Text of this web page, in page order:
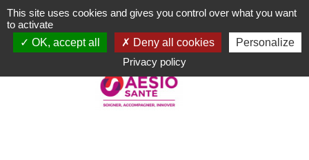
Aller
au
contenu
This site uses cookies and gives you control over what you want
to activate
OK, accept all
Deny all cookies
Personalize
Privacy policy